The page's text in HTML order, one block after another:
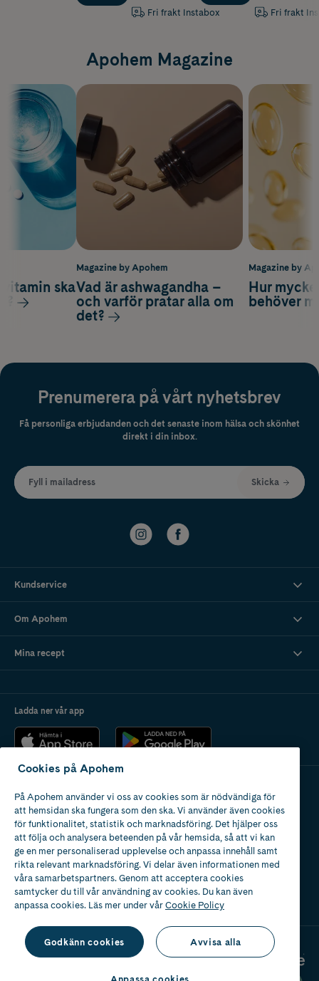
Fri frakt Instabox Fri frakt
Apohem Magazine
Magazine by
Hur
behöver
ska
Magazine by Apohem
Vad är ashwagandha –
och varför pratar alla om
det?
Prenumerera på vårt nyhetsbrev
Få personliga erbjudanden och det senaste inom hälsa och skönhet
direkt i din inbox.
Fyll i mailadress Skicka
Kundservice
Om Apohem
Mina recept
Ladda ner vår app
Apotek med tillstånd
av Läkemedelsverket
Cookies på Apohem
På Apohem använder vi oss av cookies som är nödvändiga för
att hemsidan ska fungera som den ska. Vi använder även cookies
för funktionalitet, statistik och marknadsföring. Det hjälper oss
att följa och analysera beteenden på vår hemsida, så att vi kan
ge en mer personaliserad upplevelse och anpassa innehåll samt
rikta relevant marknadsföring. Vi delar även informationen med
våra samarbetspartners. Genom att acceptera cookies
samtycker du till vår användning av cookies. Du kan även
anpassa cookies. Läs mer under vårCookie Policy
Godkänn cookies Avvisa alla